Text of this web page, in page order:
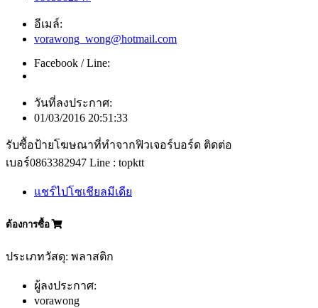
อีเมล์:
vorawong_wong@hotmail.com
Facebook / Line:
วันที่ลงประกาศ:
01/03/2016 20:51:33
รับซื้อป้ายโฆษณาที่ทำจากฟิวเจอร์บอร์ด ติดต่อ
เบอร์0863382947 Line : topktt
แชร์ไปโซเชียลมีเดีย
ต้องการซื้อ
ประเภทวัสดุ: พลาสติก
ผู้ลงประกาศ:
vorawong